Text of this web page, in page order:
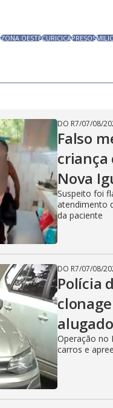
ZONA OESTECURICICAPRESOS
DO R7/07/08/
Falso
criança
Nova
Suspeito foi
atendimento
da paciente
DO R7/07/08/
Polícia
Operação no
carros e